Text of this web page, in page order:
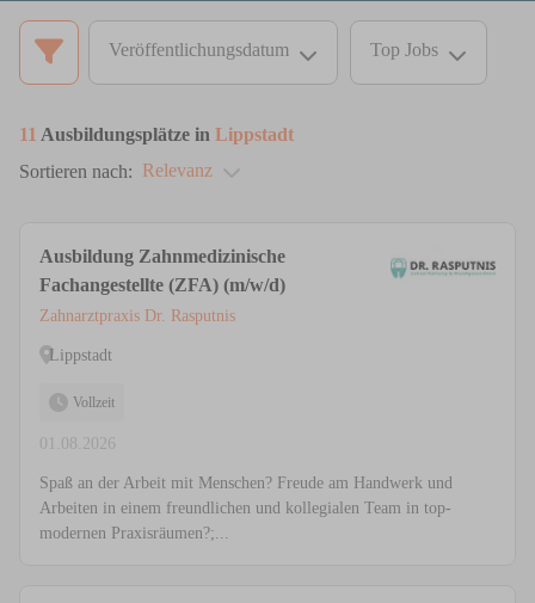
Veröffentlichungsdatum Top Jobs
11 Ausbildungsplätze in Lippstadt
Sortieren nach: Relevanz
Ausbildung Zahnmedizinische
Fachangestellte (ZFA) (m/w/d)
Zahnarztpraxis Dr. Rasputnis
Lippstadt
Vollzeit
01.08.2026
Spaß an der Arbeit mit Menschen? Freude am Handwerk und
Arbeiten in einem freundlichen und kollegialen Team in top-
modernen Praxisräumen?;...